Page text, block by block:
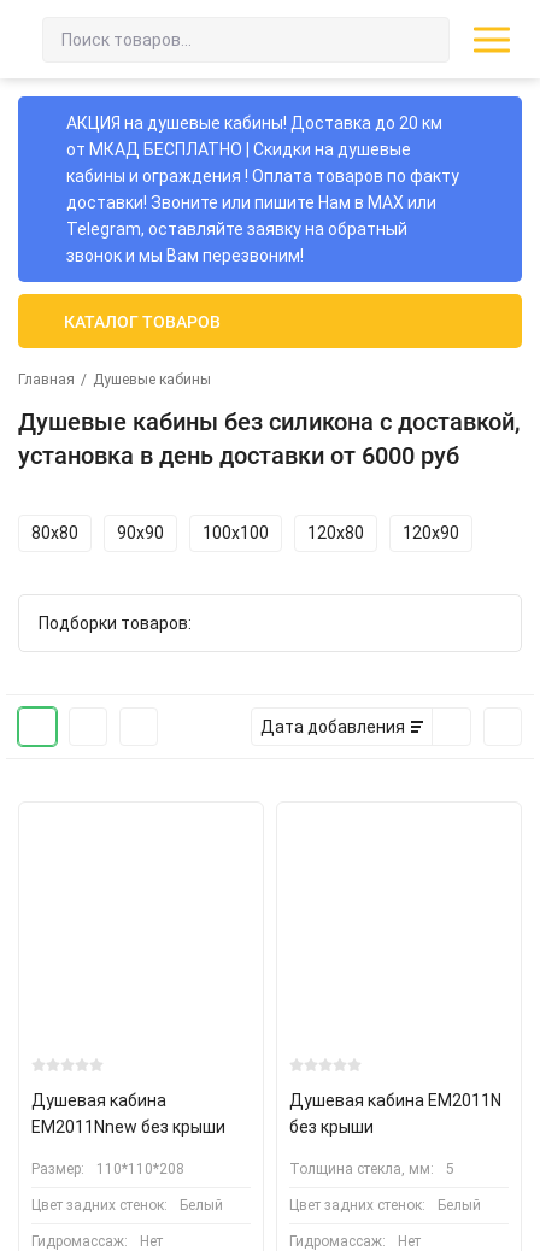
АКЦИЯ на душевые кабины! Доставка до 20 км
от МКАД БЕСПЛАТНО | Скидки на душевые
кабины и ограждения ! Оплата товаров по факту
доставки! Звоните или пишите Нам в MAX или
Telegram, оставляйте заявку на обратный
звонок и мы Вам перезвоним!
КАТАЛОГ ТОВАРОВ
Главная / Душевые кабины
Душевые кабины без силикона с доставкой,
установка в день доставки от 6000 руб
80х80 90х90 100х100 120х80 120х90
Подборки товаров:
Дата добавления
Душевая кабина
ЕМ2011Nnew без крыши
Размер: 110*110*208
Цвет задних стенок: Белый
Гидромассаж: Нет
Душевая кабина EM2011N
без крыши
Толщина стекла, мм: 5
Цвет задних стенок: Белый
Гидромассаж: Нет